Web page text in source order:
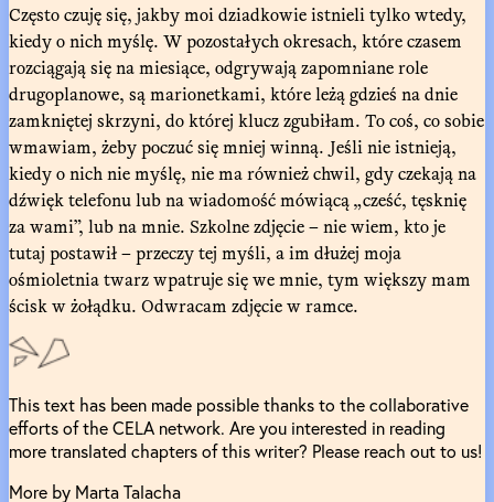
Często czuję się, jakby moi dziadkowie istnieli tylko wtedy,
kiedy o nich myślę. W pozostałych okresach, które czasem
rozciągają się na miesiące, odgrywają zapomniane role
drugoplanowe, są marionetkami, które leżą gdzieś na dnie
zamkniętej skrzyni, do której klucz zgubiłam. To coś, co sobie
wmawiam, żeby poczuć się mniej winną. Jeśli nie istnieją,
kiedy o nich nie myślę, nie ma również chwil, gdy czekają na
dźwięk telefonu lub na wiadomość mówiącą „cześć, tęsknię
za wami”, lub na mnie. Szkolne zdjęcie – nie wiem, kto je
tutaj postawił – przeczy tej myśli, a im dłużej moja
ośmioletnia twarz wpatruje się we mnie, tym większy mam
ścisk w żołądku. Odwracam zdjęcie w ramce.
This text has been made possible thanks to the collaborative
efforts of the CELA network. Are you interested in reading
more translated chapters of this writer? Please reach out to us!
More by Marta Talacha